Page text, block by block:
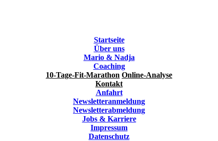
Startseite
Über uns
Mario & Nadja
Coaching
10-Tage-Fit-Marathon Online-Analyse
Kontakt
Anfahrt
Newsletteranmeldung
Newsletterabmeldung
Jobs & Karriere
Impressum
Datenschutz